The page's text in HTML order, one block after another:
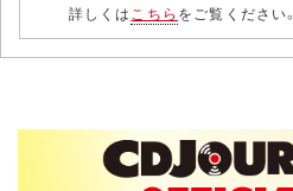
詳しくはこちら をご覧ください。